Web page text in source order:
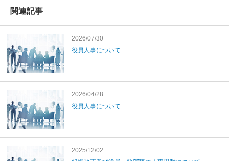
関連記事
2026/07/30
役員人事について
2026/04/28
役員人事について
2025/12/02